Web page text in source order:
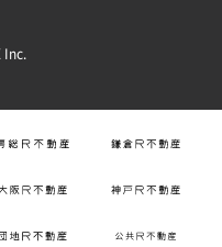
Inc.